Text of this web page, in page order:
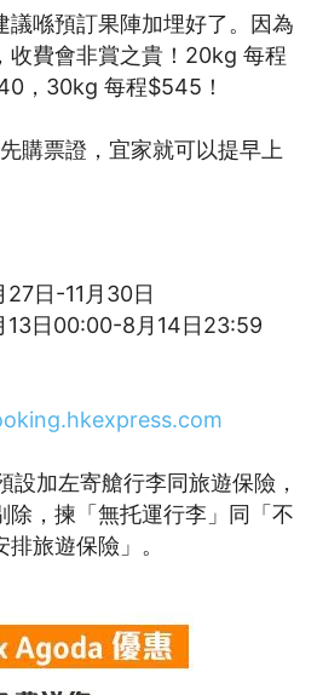
議喺預訂果陣加埋好了。因為
收費會非賞之貴！20kg 每程
，30kg 每程$545！
購票證，宜家就可以提早上
日-11月30日
13日00:00-8月14日23:59
加左寄艙行李同旅遊保險，
除，揀「無托運行李」同「不
旅遊保險」。